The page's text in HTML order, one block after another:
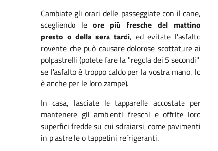
Cambiate gli orari delle passeggiate con il cane,
scegliendo le ore più fresche del mattino
presto o della sera tardi, ed evitate l'asfalto
rovente che può causare dolorose scottature ai
polpastrelli (potete fare la "regola dei 5 secondi":
se l'asfalto è troppo caldo per la vostra mano, lo
è anche per le loro zampe).
In casa, lasciate le tapparelle accostate per
mantenere gli ambienti freschi e offrite loro
superfici fredde su cui sdraiarsi, come pavimenti
in piastrelle o tappetini refrigeranti.